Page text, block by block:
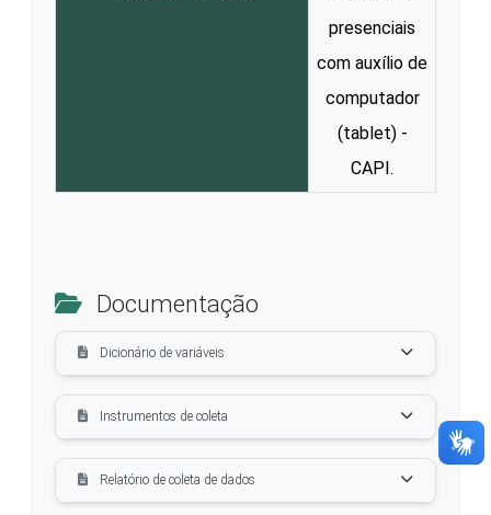
presenciais
com auxílio de
computador
(tablet) -
CAPI.
Documentação
Dicionário de variáveis
Instrumentos de coleta
Relatório de coleta de dados